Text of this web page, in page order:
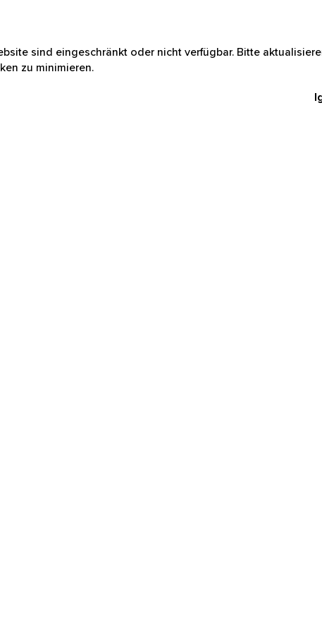
sind eingeschränkt oder nicht verfügbar. Bitte
zu minimieren.